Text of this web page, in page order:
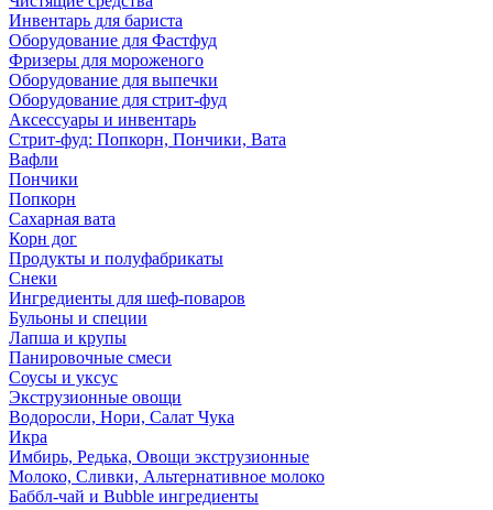
Инвентарь для бариста
Оборудование для Фастфуд
Фризеры для мороженого
Оборудование для выпечки
Оборудование для стрит-фуд
Аксессуары и инвентарь
Стрит-фуд: Попкорн, Пончики, Вата
Вафли
Пончики
Попкорн
Сахарная вата
Корн дог
Продукты и полуфабрикаты
Снеки
Ингредиенты для шеф-поваров
Бульоны и специи
Лапша и крупы
Панировочные смеси
Соусы и уксус
Экструзионные овощи
Водоросли, Нори, Салат Чука
Икра
Имбирь, Редька, Овощи экструзионные
Молоко, Сливки, Альтернативное молоко
Баббл-чай и Bubble ингредиенты